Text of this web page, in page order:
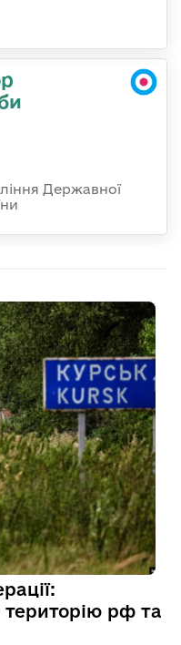
Державної
територію рф та